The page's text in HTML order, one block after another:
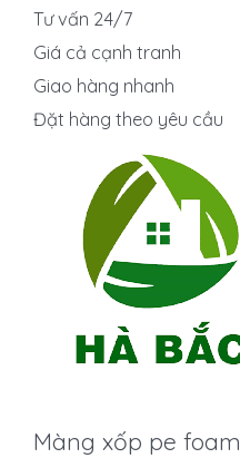
Tư vấn 24/7
Giá cả cạnh tranh
Giao hàng nhanh
Đặt hàng theo yêu cầu
Màng xốp pe foam